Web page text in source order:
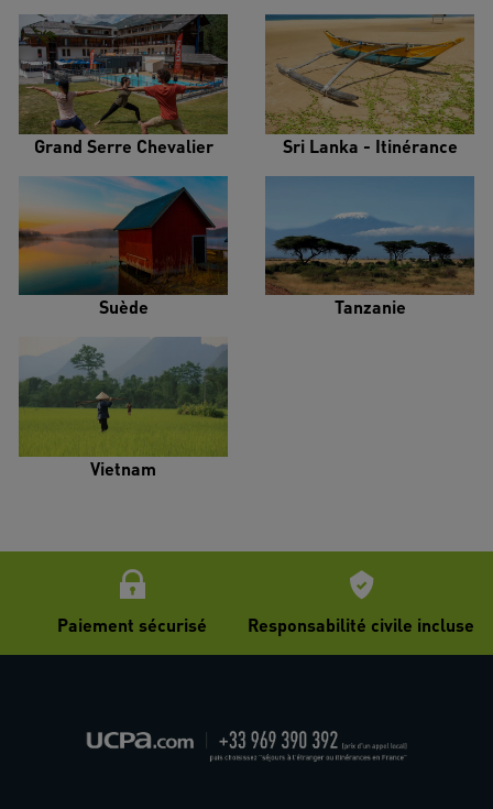
Grand Serre Chevalier Sri Lanka - Itinérance
Suède Tanzanie
Vietnam
Paiement sécurisé Responsabilité civile incluse